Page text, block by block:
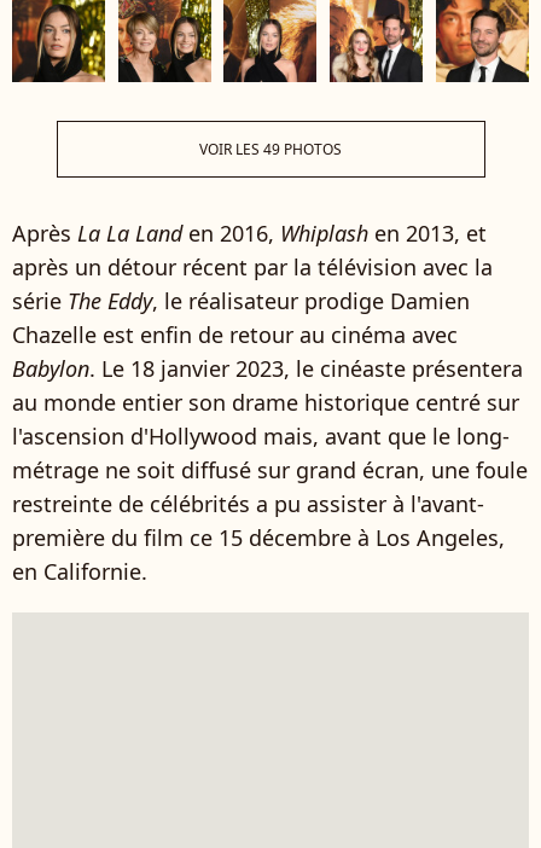
VOIR LES 49 PHOTOS
Après La La Landen 2016, Whiplash en 2013, et
après un détour récent par la télévision avec la
série The Eddy, le réalisateur prodige Damien
Chazelle est enfin de retour au cinéma avec
Babylon. Le 18 janvier 2023, le cinéaste présentera
au monde entier son drame historique centré sur
l'ascension d'Hollywood mais, avant que le long-
métrage ne soit diffusé sur grand écran, une foule
restreinte de célébrités a pu assister à l'avant-
première du film ce 15 décembre à Los Angeles,
en Californie.